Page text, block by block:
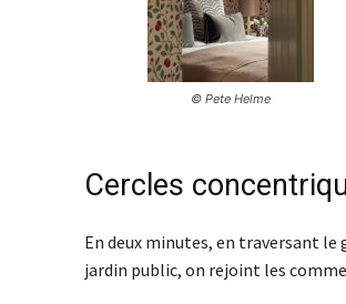
© Pete Helme
Cercles
En deux minutes, en traversant le
jardin public, on rejoint les